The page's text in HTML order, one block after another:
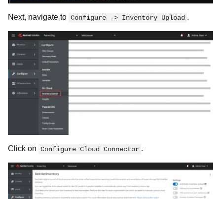
Next, navigate to Configure -> Inventory Upload .
Click on Configure Cloud Connector .